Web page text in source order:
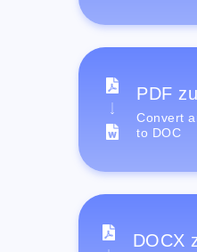
PDF
Convert
to DOC
DOCX